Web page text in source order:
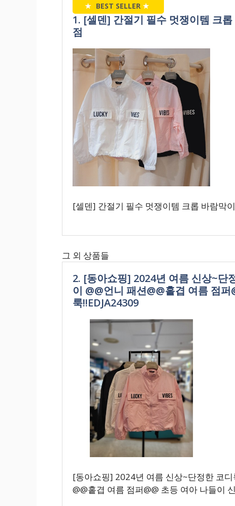
★ BEST SELLER ★
1. [셀덴] 간절기 필수 멋쟁이템 크
점
[셀덴] 간절기 필수 멋쟁이템 크롭 바람막
그 외 상품들
2. [동아쇼핑] 2024년 여름 신상~단
이 @@언니 패션@@홑겹 여름 점
룩!!EDJA24309
[동아쇼핑] 2024년 여름 신상~단정한 코디
@@홑겹 여름 점퍼@@ 초등 여아 나들이